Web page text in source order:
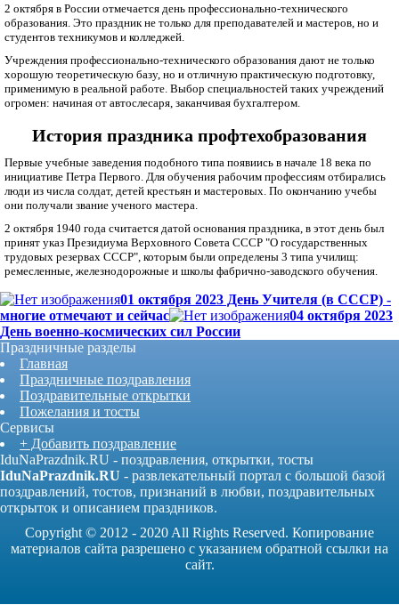
2 октября в России отмечается день профессионально-технического
образования. Это праздник не только для преподавателей и мастеров, но и
студентов техникумов и колледжей.
Учреждения профессионально-технического образования дают не только
хорошую теоретическую базу, но и отличную практическую подготовку,
применимую в реальной работе. Выбор специальностей таких учреждений
огромен: начиная от автослесаря, заканчивая бухгалтером.
История праздника профтехобразования
Первые учебные заведения подобного типа появиись в начале 18 века по
инициативе Петра Первого. Для обучения рабочим профессиям отбирались
люди из числа солдат, детей крестьян и мастеровых. По окончанию учебы
они получали звание ученого мастера.
2 октября 1940 года считается датой основания праздника, в этот день был
принят указ Президиума Верховного Совета СССР "О государственных
трудовых резервах СССР", которым были определены 3 типа училищ:
ремесленные, железнодорожные и школы фабрично-заводского обучения.
01 октября 2023 День Учителя (в СССР) -
многие отмечают и сейчас
04 октября 2023
День военно-космических сил России
Праздничные разделы
Главная
Праздничные поздравления
Поздравительные открытки
Пожелания и тосты
Сервисы
+ Добавить поздравление
IduNaPrazdnik.RU - поздравления, открытки, тосты
IduNaPrazdnik.RU - развлекательный портал с большой базой
поздравлений, тостов, признаний в любви, поздравительных
открыток и описанием праздников.
Copyright © 2012 - 2020 All Rights Reserved. Копирование
материалов сайта разрешено с указанием обратной ссылки на
сайт.